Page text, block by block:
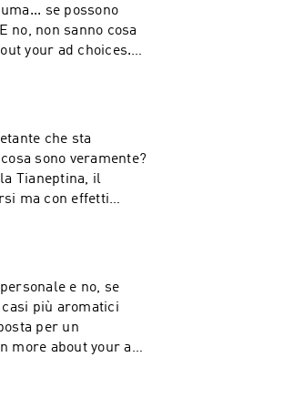
se possono
no, non sanno cosa
che sta
sono veramente?
Tianeptina, il
ma con effetti
e no, se
più aromatici
per un